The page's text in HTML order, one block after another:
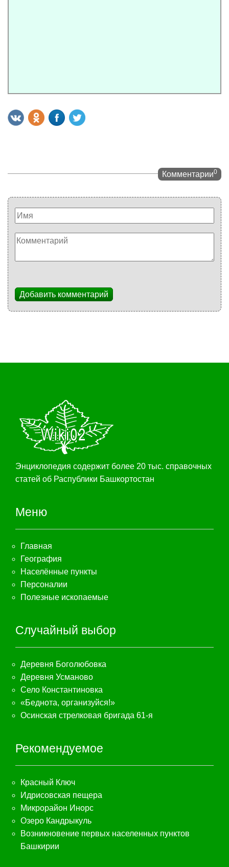
Комментарии0
Добавить комментарий
Энциклопедия содержит более 20 тыс. справочных
статей об Распублики Башкортостан
Меню
Главная
География
Населённые пункты
Персоналии
Полезные ископаемые
Случайный выбор
Деревня Боголюбовка
Деревня Усманово
Село Константиновка
«Беднота, организуйся!»
Осинская стрелковая бригада 61-я
Рекомендуемое
Красный Ключ
Идрисовская пещера
Микрорайон Инорс
Озеро Кандрыкуль
Возникновение первых населенных пунктов
Башкирии